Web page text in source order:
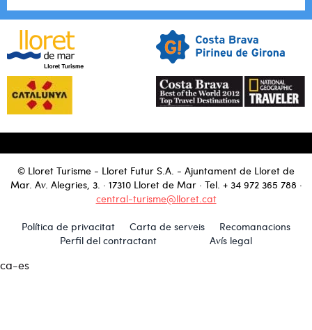
© Lloret Turisme - Lloret Futur S.A. - Ajuntament de Lloret de
Mar. Av. Alegries, 3. · 17310 Lloret de Mar · Tel. + 34 972 365 788 ·
central-turisme@lloret.cat
Política de privacitat Carta de serveis
Recomanacions
Perfil del contractant
Avís legal
ca-es